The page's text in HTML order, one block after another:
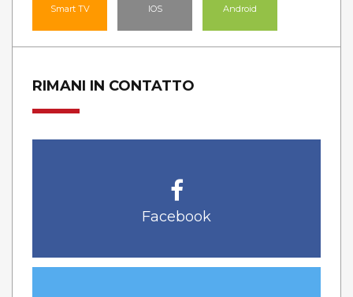
Smart TV IOS Android
RIMANI IN CONTATTO
Facebook